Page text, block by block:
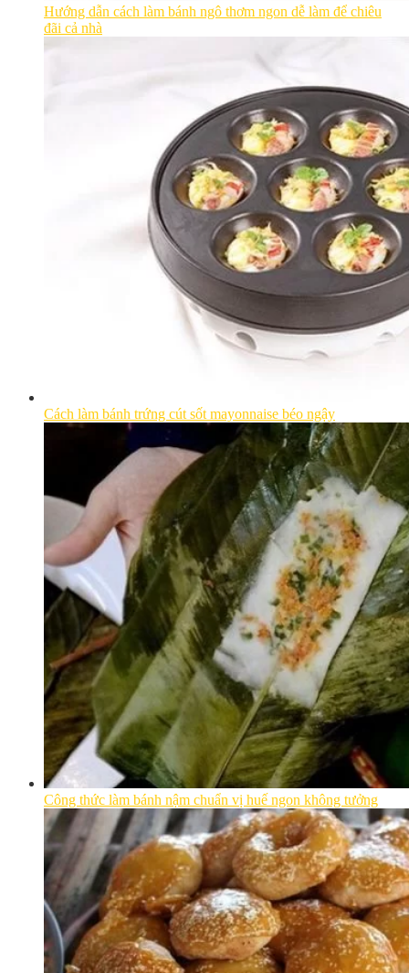
Hướng dẫn cách làm bánh ngô thơm ngon dễ làm để chiêu
đãi cả nhà
Cách làm bánh trứng cút sốt mayonnaise béo ngậy
Công thức làm bánh nậm chuẩn vị huế ngon không tưởng